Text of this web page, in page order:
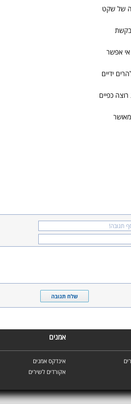
של שקט
אי אפשר
ידיים
כפיים
אמנים
אינדקס אמנים
אקורדים לשירים